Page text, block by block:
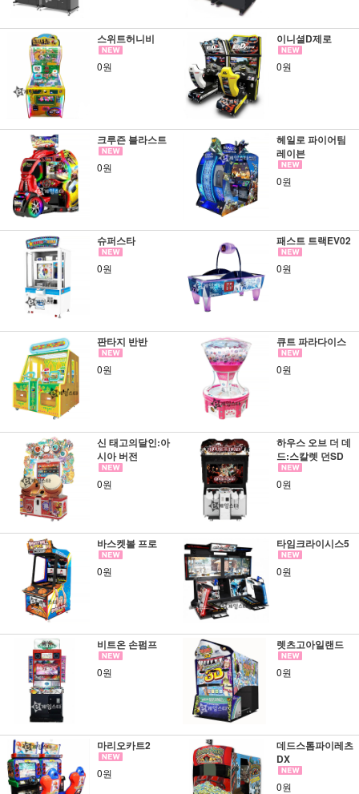
스위트허니비
0원
이니셜D제로
0원
크루즌 블라스트
0원
헤일로 파이어팀
레이븐
0원
슈퍼스타
0원
패스트 트랙EV02
0원
판타지 반반
0원
큐트 파라다이스
0원
신 태고의달인:아
시아 버전
0원
하우스 오브 더 데
드:스칼렛 던SD
0원
바스켓볼 프로
0원
타임크라이시스5
0원
비트온 손펌프
0원
렛츠고아일랜드
0원
마리오카트2
0원
데드스톰파이레츠
DX
0원